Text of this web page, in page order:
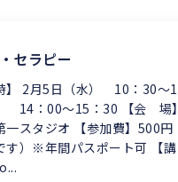
セラピー
】 2月5日（水） 10：30～
14：00～15：30 【会 場
スタジオ 【参加費】500円
す）※年間パスポート可 【